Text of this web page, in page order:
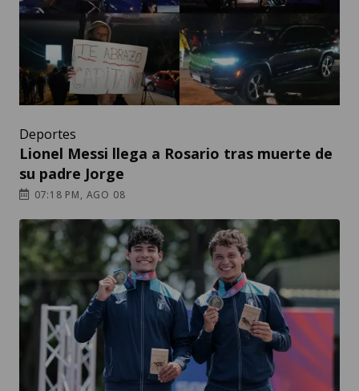
Deportes
Lionel Messi llega a Rosario tras muerte de
su padre Jorge
07:18 PM, AGO 08